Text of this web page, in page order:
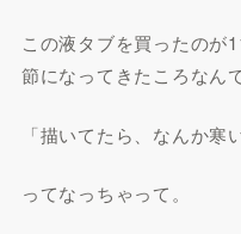
この液タブを買ったのが
節になってきたころなん
「描いてたら、なんか寒
ってなっちゃって。